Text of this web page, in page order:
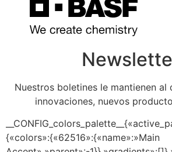
Nuestros boletines le mantienen al
innovaciones, nuevos
{«colors»:{«62516»:{«name»:»Main